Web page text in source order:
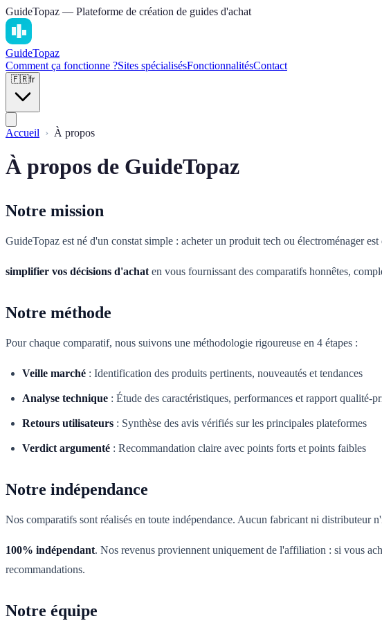
GuideTopaz — Plateforme de création de guides d'achat
GuideTopaz
Comment ça fonctionne ?Sites spécialisésFonctionnalitésContact
🇫🇷fr
Accueil À propos
À propos de GuideTopaz
Notre mission
GuideTopaz est né d'un constat simple : acheter un produit tech ou électroménager
simplifier vos décisions d'achat en vous fournissant des comparatifs honnêtes,
Notre méthode
Pour chaque comparatif, nous suivons une méthodologie rigoureuse en 4 étapes :
Veille marché : Identification des produits pertinents, nouveautés et tendances
Analyse technique : Étude des caractéristiques, performances et rapport qualité-
Retours utilisateurs : Synthèse des avis vérifiés sur les principales plateformes
Verdict argumenté : Recommandation claire avec points forts et points faibles
Notre indépendance
Nos comparatifs sont réalisés en toute indépendance. Aucun fabricant ni distributeur
100% indépendant. Nos revenus proviennent uniquement de l'affiliation : si vous
recommandations.
Notre équipe